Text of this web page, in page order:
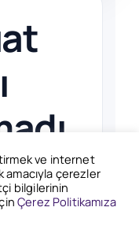
başka
ve internet
amacıyla çerezler
bilgilerinin
Çerez Politikamıza